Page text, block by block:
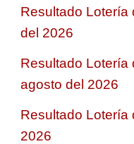
Resultado Lotería
del 2026
Resultado Lotería
agosto del 2026
Resultado Lotería
2026